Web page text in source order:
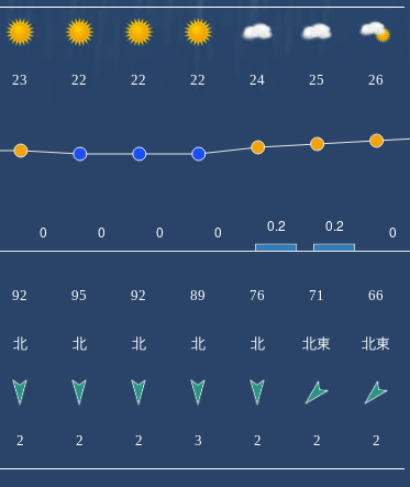
23 22 22 22 24 25 26
92 95 92 89 76 71 66
北 北 北 北 北 北東 北東
2 2 2 3 2 2 2